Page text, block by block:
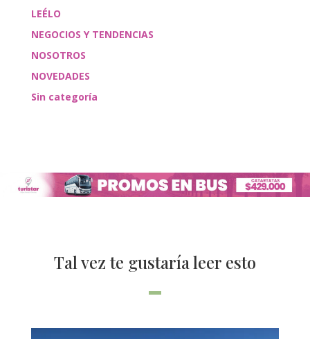
LEÉLO
NEGOCIOS Y TENDENCIAS
NOSOTROS
NOVEDADES
Sin categoría
Tal vez te gustaría leer esto